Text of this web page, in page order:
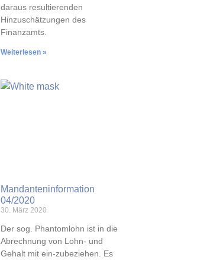
daraus resultierenden
Hinzuschätzungen des
Finanzamts.
Weiterlesen »
Mandanteninformation
04/2020
30. März 2020
Der sog. Phantomlohn ist in die
Abrechnung von Lohn- und
Gehalt mit ein-zubeziehen. Es